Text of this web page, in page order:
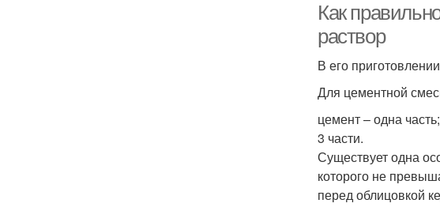
Как
раствор
В его
Для цементной
цемент – одна
3 части.
Существует одна
которого не
перед облицовкой